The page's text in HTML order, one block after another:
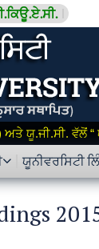
ਯੂ.ਜੀ.ਸੀ. ਵੱਲੋਂ
ਯੂਨੀਵਰਸਿਟੀ